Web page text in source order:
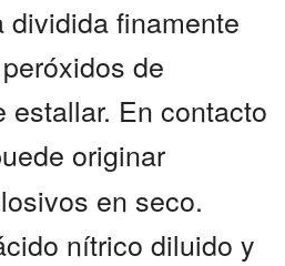
dividida finamente
de
estallar. En contacto
originar
en seco.
nítrico diluido y